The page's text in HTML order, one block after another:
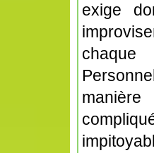
exige